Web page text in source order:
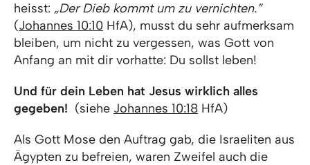
heisst: „Der Dieb kommt um zu vernichten.”
(Johannes 10:10 HfA), musst du sehr aufmerksam
bleiben, um nicht zu vergessen, was Gott von
Anfang an mit dir vorhatte: Du sollst leben!
Und für dein Leben hat Jesus wirklich alles
gegeben! (siehe Johannes 10:18 HfA)
Als Gott Mose den Auftrag gab, die Israeliten aus
Ägypten zu befreien, waren Zweifel auch die